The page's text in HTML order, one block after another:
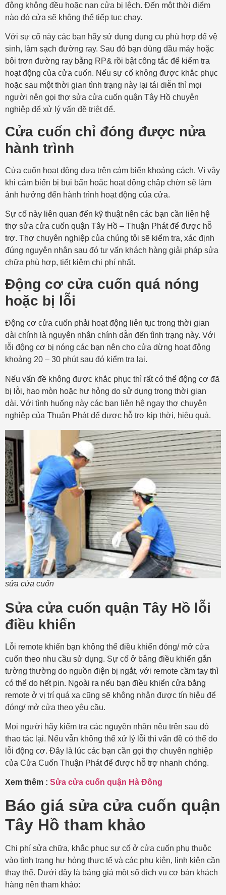
động không đều hoặc nan cửa bị lệch. Đến một thời điểm
nào đó cửa sẽ không thể tiếp tục chạy.
Với sự cố này các bạn hãy sử dụng dụng cụ phù hợp để vệ
sinh, làm sạch đường ray. Sau đó bạn dùng dầu máy hoặc
bôi trơn đường ray bằng RP& rồi bật công tắc để kiểm tra
hoạt động của cửa cuốn. Nếu sự cố không được khắc phục
hoặc sau một thời gian tình trạng này lại tái diễn thì mọi
người nên gọi thợ sửa cửa cuốn quận Tây Hồ chuyên
nghiệp để xử lý vấn đề triệt để.
Cửa cuốn chỉ đóng được nửa
hành trình
Cửa cuốn hoạt động dựa trên cảm biến khoảng cách. Vì vậy
khi cảm biến bị bụi bẩn hoặc hoạt động chập chờn sẽ làm
ảnh hưởng đến hành trình hoạt động của cửa.
Sự cố này liên quan đến kỹ thuật nên các bạn cần liên hệ
thợ sửa cửa cuốn quận Tây Hồ – Thuận Phát để được hỗ
trợ. Thợ chuyên nghiệp của chúng tôi sẽ kiểm tra, xác định
đúng nguyên nhân sau đó tư vấn khách hàng giải pháp sửa
chữa phù hợp, tiết kiệm chi phí nhất.
Động cơ cửa cuốn quá nóng
hoặc bị lỗi
Động cơ cửa cuốn phải hoạt động liên tục trong thời gian
dài chính là nguyên nhân chính dẫn đến tình trạng này. Với
lỗi động cơ bị nóng các bạn nên cho cửa dừng hoạt động
khoảng 20 – 30 phút sau đó kiểm tra lại.
Nếu vấn đề không được khắc phục thì rất có thể động cơ đã
bị lỗi, hao mòn hoặc hư hỏng do sử dụng trong thời gian
dài. Với tình huống này các bạn liên hệ ngay thợ chuyên
nghiệp của Thuận Phát để được hỗ trợ kịp thời, hiệu quả.
sửa cửa cuốn
Sửa cửa cuốn quận Tây Hồ lỗi
điều khiển
Lỗi remote khiến bạn không thể điều khiển đóng/ mở cửa
cuốn theo nhu cầu sử dụng. Sự cố ở bảng điều khiển gắn
tường thường do nguồn điện bị ngắt, với remote cầm tay thì
có thể do hết pin. Ngoài ra nếu bạn điều khiển cửa bằng
remote ở vị trí quá xa cũng sẽ không nhận được tín hiệu để
đóng/ mở cửa theo yêu cầu.
Mọi người hãy kiểm tra các nguyên nhân nêu trên sau đó
thao tác lại. Nếu vẫn không thể xử lý lỗi thì vấn đề có thể do
lỗi động cơ. Đây là lúc các bạn cần gọi thợ chuyên nghiệp
của Cửa Cuốn Thuận Phát để được hỗ trợ nhanh chóng.
Xem thêm : Sửa cửa cuốn quận Hà Đông
Báo giá sửa cửa cuốn quận
Tây Hồ tham khảo
Chi phí sửa chữa, khắc phục sự cố ở cửa cuốn phụ thuộc
vào tình trạng hư hỏng thực tế và các phụ kiện, linh kiện cần
thay thế. Dưới đây là bảng giá một số dịch vụ cơ bản khách
hàng nên tham khảo: